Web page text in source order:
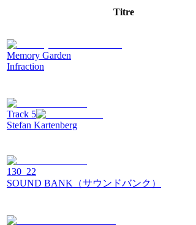
Titre
Memory Garden
Infraction
Track 5
Stefan Kartenberg
130_22
SOUND BANK（サウンドバンク）